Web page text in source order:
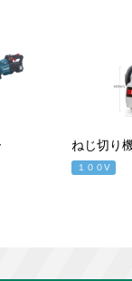
ねじ切り
１００V